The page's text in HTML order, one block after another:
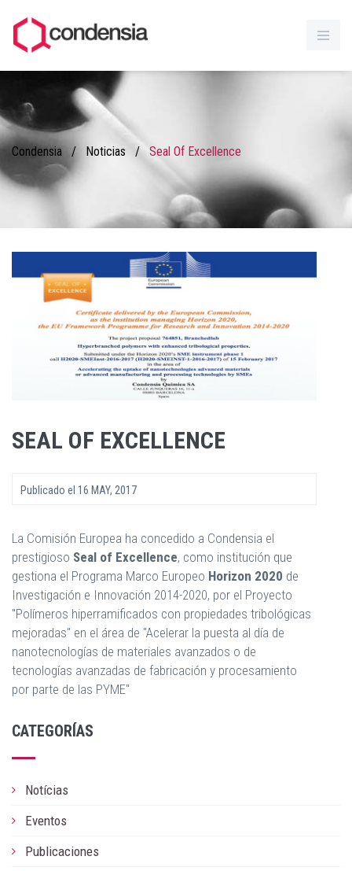
Condensia / Noticias / Seal Of Excellence
SEAL OF EXCELLENCE
Publicado el 16 MAY, 2017
La Comisión Europea ha concedido a Condensia el
prestigioso Seal of Excellence, como institución que
gestiona el Programa Marco Europeo Horizon 2020 de
Investigación e Innovación 2014-2020, por el Proyecto
"Polímeros hiperramificados con propiedades tribológicas
mejoradas" en el área de "Acelerar la puesta al día de
nanotecnologías de materiales avanzados o de
tecnologías avanzadas de fabricación y procesamiento
por parte de las PYME"
CATEGORÍAS
Notícias
Eventos
Publicaciones